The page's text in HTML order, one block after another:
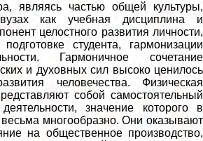
являясь частью общей культуры,
как учебная дисциплина и
целостного развития личности,
студента, гармонизации
Гармоничное сочетание
и духовных сил высоко ценилось
человечества. Физическая
собой самостоятельный
значение которого в
многообразно. Они оказывают
на общественное производство,